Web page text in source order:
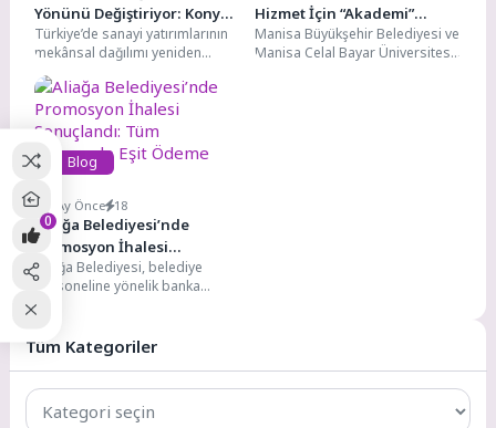
Yönünü Değiştiriyor: Konya
Yeni Üretim Dengesinde
Stratejik Konuma Yerleşiyor
Türkiye’de sanayi yatırımlarının
mekânsal dağılımı yeniden
şekilleniyor. Marmara
havzasında yoğunlaşan üretim
altyapısının, deprem riski ve...
Hizmet İçin “Akademi”
Yolunda
Manisa Büyükşehir Belediyesi ve
Manisa Celal Bayar Üniversitesi,
Blog
4 Ay Önce 18
Aliağa Belediyesi’nde
Promosyon İhalesi
Sonuçlandı: Tüm Personele
Eşit Ödeme
Aliağa Belediyesi, belediye
personeline yönelik banka
promosyon ihalesini tamamladı.
süreci,...
Tüm Kategoriler
Tüm
Kategoriler
0